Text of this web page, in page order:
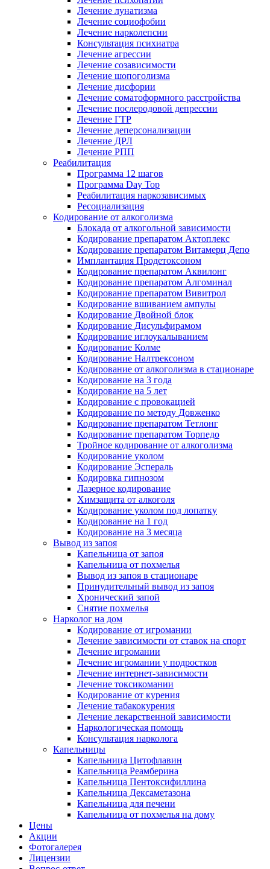
Лечение лунатизма
Лечение социофобии
Лечение нарколепсии
Консультация психиатра
Лечение агрессии
Лечение созависимости
Лечение шопоголизма
Лечение дисфории
Лечение соматоформного расстройства
Лечение послеродовой депрессии
Лечение ГТР
Лечение деперсонализации
Лечение ДРЛ
Лечение РПП
Реабилитация
Программа 12 шагов
Программа Day Top
Реабилитация наркозависимых
Ресоциализация
Кодирование от алкоголизма
Блокада от алкогольной зависимости
Кодирование препаратом Актоплекс
Кодирование препаратом Витамерц Депо
Имплантация Продетоксоном
Кодирование препаратом Аквилонг
Кодирование препаратом Алгоминал
Кодирование препаратом Вивитрол
Кодирование вшиванием ампулы
Кодирование Двойной блок
Кодирование Дисульфирамом
Кодирование иглоукалыванием
Кодирование Колме
Кодирование Налтрексоном
Кодирование от алкоголизма в стационаре
Кодирование на 3 года
Кодирование на 5 лет
Кодирование с провокацией
Кодирование по методу Довженко
Кодирование препаратом Тетлонг
Кодирование препаратом Торпедо
Тройное кодирование от алкоголизма
Кодирование уколом
Кодирование Эспераль
Кодировка гипнозом
Лазерное кодирование
Химзащита от алкоголя
Кодирование уколом под лопатку
Кодирование на 1 год
Кодирование на 3 месяца
Вывод из запоя
Капельница от запоя
Капельница от похмелья
Вывод из запоя в стационаре
Принудительный вывод из запоя
Хронический запой
Снятие похмелья
Нарколог на дом
Кодирование от игромании
Лечение зависимости от ставок на спорт
Лечение игромании
Лечение игромании у подростков
Лечение интернет-зависимости
Лечение токсикомании
Кодирование от курения
Лечение табакокурения
Лечение лекарственной зависимости
Наркологическая помощь
Консультация нарколога
Капельницы
Капельница Цитофлавин
Капельница Реамберина
Капельница Пентоксифиллина
Капельница Дексаметазона
Капельница для печени
Капельница от похмелья на дому
Цены
Акции
Фотогалерея
Лицензии